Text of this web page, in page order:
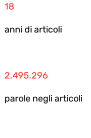
18
anni di articoli
2.495.296
parole negli articoli